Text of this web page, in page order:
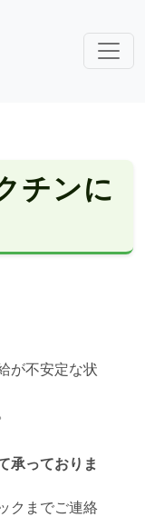
チンに
が不安定な状
承っておりま
クまでご連絡